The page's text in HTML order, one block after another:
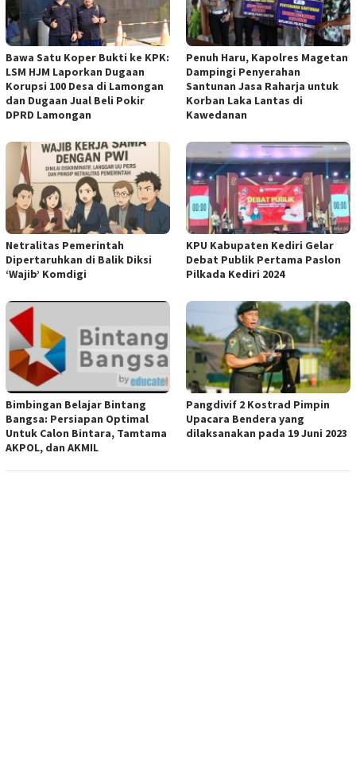
Bawa Satu Koper Bukti ke KPK:
LSM HJM Laporkan Dugaan
Korupsi 100 Desa di Lamongan
dan Dugaan Jual Beli Pokir
DPRD Lamongan
Penuh Haru, Kapolres Magetan
Dampingi Penyerahan
Santunan Jasa Raharja untuk
Korban Laka Lantas di
Kawedanan
Netralitas Pemerintah
Dipertaruhkan di Balik Diksi
‘Wajib’ Komdigi
KPU Kabupaten Kediri Gelar
Debat Publik Pertama Paslon
Pilkada Kediri 2024
Bimbingan Belajar Bintang
Bangsa: Persiapan Optimal
Untuk Calon Bintara, Tamtama
AKPOL, dan AKMIL
Pangdivif 2 Kostrad Pimpin
Upacara Bendera yang
dilaksanakan pada 19 Juni 2023